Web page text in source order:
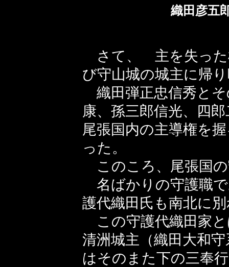
織田彦五
さて、 主を失った
び守山城の城主に帰
織田弾正忠信秀とそ
康、孫三郎信光、四
尾張国内の主導権を
った。
このころ、尾張国
名ばかりの守護職
護代織田氏も南北に
この守護代織田家と
清洲城主（織田大和
はそのまた下の三奉